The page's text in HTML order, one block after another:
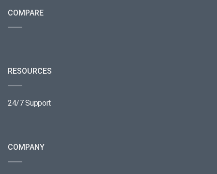
COMPARE
RESOURCES
24/7 Support
COMPANY